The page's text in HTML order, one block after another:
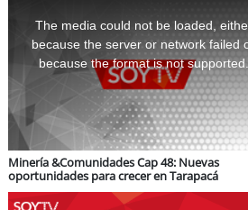
window.
The media could not be loaded,
because the server or network failed
because the format is not supported.
Minería &Comunidades Cap 48: Nuevas
oportunidades para crecer en Tarapacá